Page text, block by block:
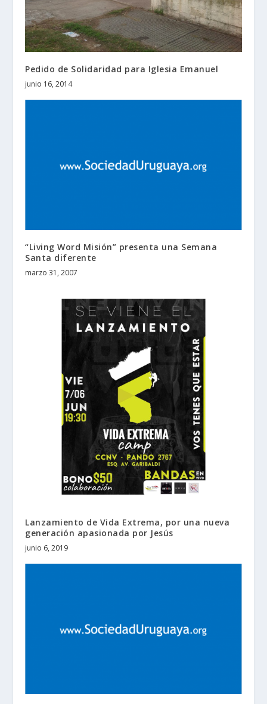
Pedido de Solidaridad para Iglesia Emanuel
junio 16, 2014
“Living Word Misión” presenta una Semana
Santa diferente
marzo 31, 2007
Lanzamiento de Vida Extrema, por una nueva
generación apasionada por Jesús
junio 6, 2019